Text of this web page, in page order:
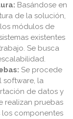
Basándose en
de la solución,
módulos de
existentes
Se busca
Se procede
software, la
de datos y
realizan pruebas
los componentes